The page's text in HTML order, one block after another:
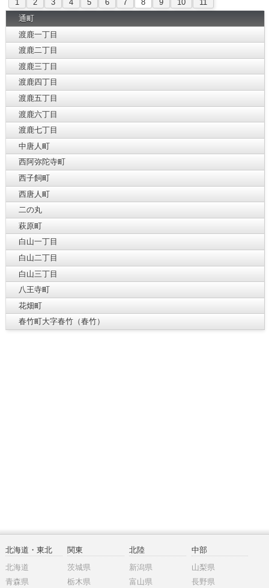
1 2 3 4 5 6 7 8 9 10
11
通町
渡鹿一丁目
渡鹿二丁目
渡鹿三丁目
渡鹿四丁目
渡鹿五丁目
渡鹿六丁目
渡鹿七丁目
中唐人町
西阿弥陀寺町
西子飼町
西唐人町
二の丸
萩原町
白山一丁目
白山二丁目
白山三丁目
八王寺町
花畑町
春竹町大字春竹（春竹）
北海道・東北
北海道
青森県
関東
茨城県
栃木県
北陸
新潟県
富山県
中部
山梨県
長野県